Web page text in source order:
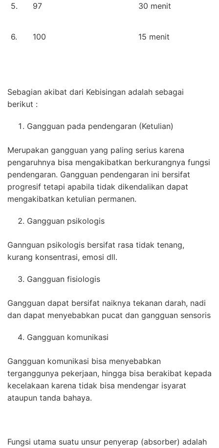
5. 97 30 menit
6. 100 15 menit
Sebagian akibat dari Kebisingan adalah sebagai
berikut :
Gangguan pada pendengaran (Ketulian)
Merupakan gangguan yang paling serius karena
pengaruhnya bisa mengakibatkan berkurangnya fungsi
pendengaran. Gangguan pendengaran ini bersifat
progresif tetapi apabila tidak dikendalikan dapat
mengakibatkan ketulian permanen.
Gangguan psikologis
Gannguan psikologis bersifat rasa tidak tenang,
kurang konsentrasi, emosi dll.
Gangguan fisiologis
Gangguan dapat bersifat naiknya tekanan darah, nadi
dan dapat menyebabkan pucat dan gangguan sensoris
Gangguan komunikasi
Gangguan komunikasi bisa menyebabkan
terganggunya pekerjaan, hingga bisa berakibat kepada
kecelakaan karena tidak bisa mendengar isyarat
ataupun tanda bahaya.
Fungsi utama suatu unsur penyerap (absorber) adalah